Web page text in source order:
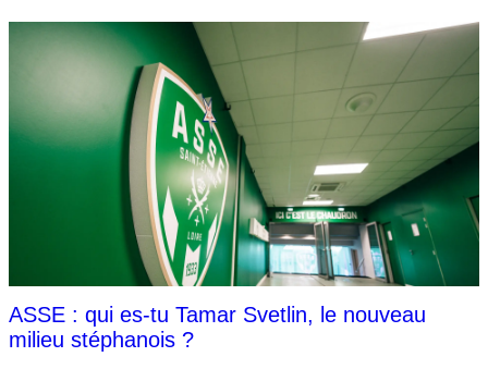
ASSE : qui es-tu Tamar Svetlin, le nouveau
milieu stéphanois ?